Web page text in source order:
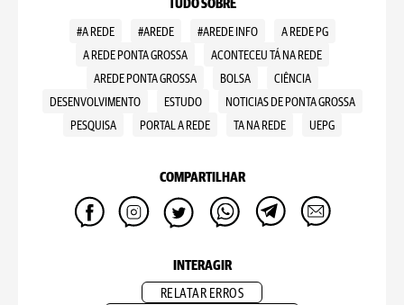
TUDO SOBRE
#A REDE #AREDE #AREDE INFO
A REDE PG
A REDE PONTA GROSSA
ACONTECEU TÁ NA REDE
AREDE PONTA GROSSA
BOLSA
CIÊNCIA
DESENVOLVIMENTO
ESTUDO
NOTICIAS DE PONTA GROSSA
PESQUISA
PORTAL A REDE TA NA REDE UEPG
COMPARTILHAR
INTERAGIR
RELATAR ERROS